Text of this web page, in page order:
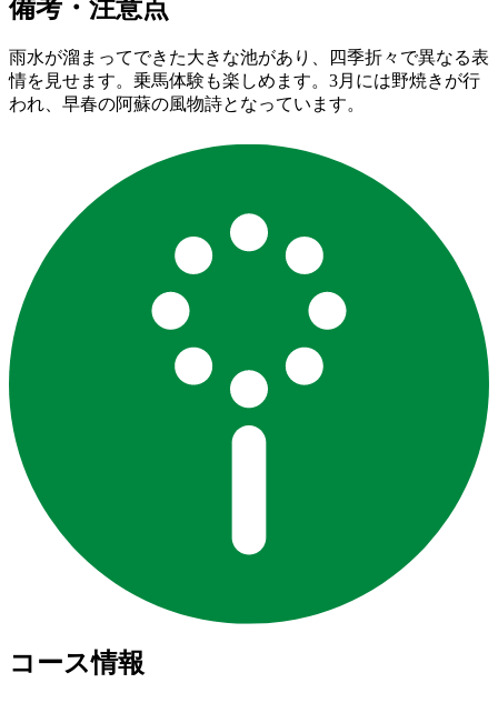
備考・注意点
雨水が溜まってできた大きな池があり、四季折々で異なる表
情を見せます。乗馬体験も楽しめます。3月には野焼きが行
われ、早春の阿蘇の風物詩となっています。
コース情報